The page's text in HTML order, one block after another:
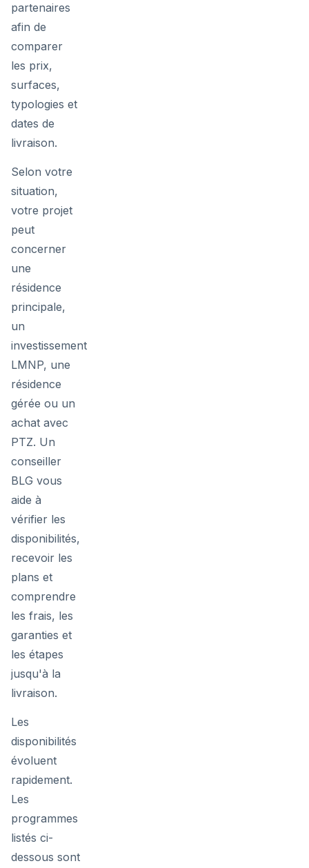
partenaires
afin de
comparer
les prix,
surfaces,
typologies et
dates de
livraison.
Selon votre
situation,
votre projet
peut
concerner
une
résidence
principale,
un
investissement
LMNP, une
résidence
gérée ou un
achat avec
PTZ. Un
conseiller
BLG vous
aide à
vérifier les
disponibilités,
recevoir les
plans et
comprendre
les frais, les
garanties et
les étapes
jusqu'à la
livraison.
Les
disponibilités
évoluent
rapidement.
Les
programmes
listés ci-
dessous sont